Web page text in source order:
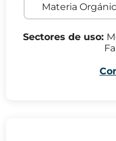
Materia
Sectores de uso: